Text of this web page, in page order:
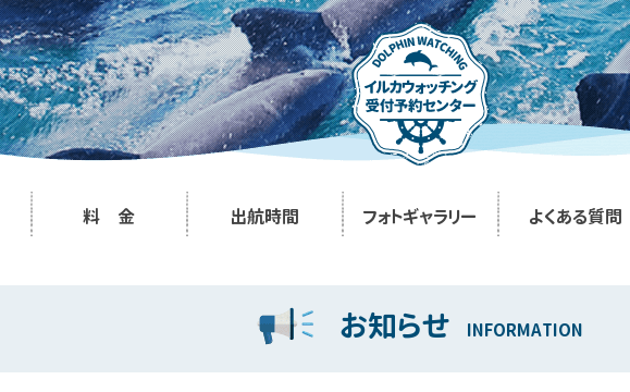
料 金 出航時間 フォトギャラリー よくある質問
お知らせ INFORMATION